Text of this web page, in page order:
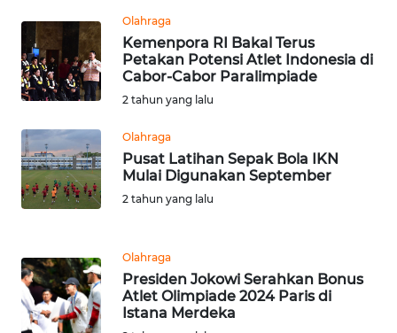
Olahraga
Kemenpora RI Bakal Terus
Petakan Potensi Atlet Indonesia di
Cabor-Cabor Paralimpiade
2 tahun yang lalu
Olahraga
Pusat Latihan Sepak Bola IKN
Mulai Digunakan September
2 tahun yang lalu
Olahraga
Presiden Jokowi Serahkan Bonus
Atlet Olimpiade 2024 Paris di
Istana Merdeka
DEPOK
WN
TAPANULI
UTARA
WN
SAMOSIR
WN
SUMEDANG